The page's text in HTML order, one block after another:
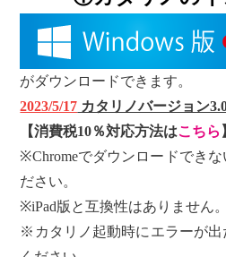
がダウンロードできます。
2023/5/17 カタリノバージョン
【消費税10％対応方法はこちら
※Chromeでダウンロードできな
ださい。
※iPad版と互換性はありません。
※カタリノ起動時にエラーが出